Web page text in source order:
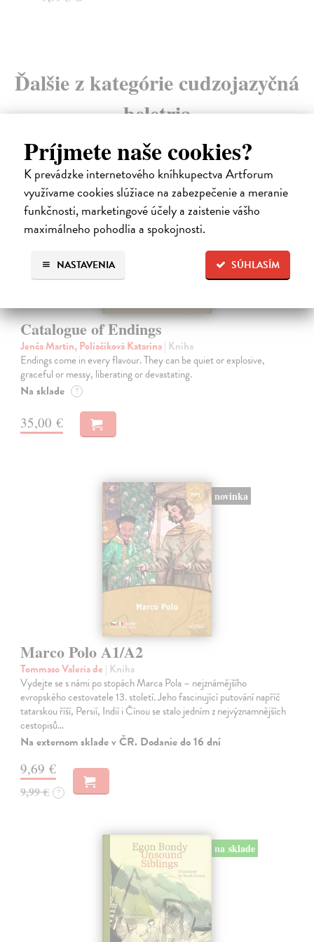
Príjmete naše cookies?
K prevádzke internetového kníhkupectva Artforum
využívame cookies slúžiace na zabezpečenie a meranie
funkčnosti, marketingové účely a zaistenie vášho
maximálneho pohodlia a spokojnosti.
SÚHLASÍM
NASTAVENIA
Ďalšie z kategórie cudzojazyčná
beletria
na sklade
Catalogue of Endings
Jenča Martin, Poliačiková Katarína| Kniha
Endings come in every flavour. They can be quiet or explosive,
graceful or messy, liberating or devastating.
Na sklade ?
35,00 €
novinka
Marco Polo A1/A2
Tommaso Valeria de | Kniha
Vydejte se s námi po stopách Marca Pola – nejznámějšího
evropského cestovatele 13. století. Jeho fascinující putování napříč
tatarskou říší, Persií, Indií i Čínou se stalo jedním z nejvýznamnějších
cestopisů…
Na externom sklade v ČR. Dodanie do 16 dní
9,69 €
9,99 € ?
na sklade